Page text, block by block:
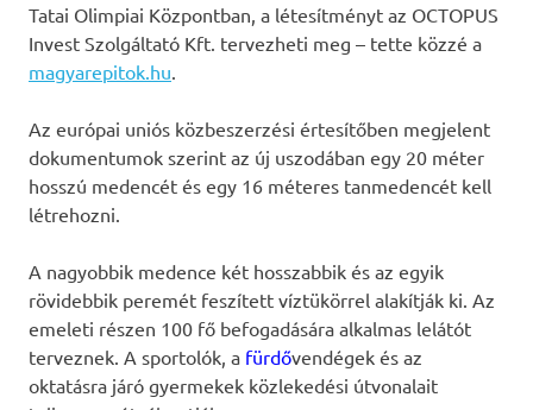
Tatai Olimpiai Központban, a létesítményt az OCTOPUS
Invest Szolgáltató Kft. tervezheti meg – tette közzé a
magyarepitok.hu
Az európai uniós közbeszerzési értesítőben megjelent
dokumentumok szerint az új uszodában egy 20 méter
hosszú medencét és egy 16 méteres tanmedencét kell
létrehozni.
A nagyobbik medence két hosszabbik és az egyik
rövidebbik peremét feszített víztükörrel alakítják ki. Az
emeleti részen 100 fő befogadására alkalmas lelátót
terveznek. A sportolók, a fürdővendégek és az
oktatásra járó gyermekek közlekedési útvonalait